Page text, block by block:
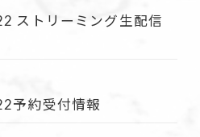
ストリーミング生配信
予約受付情報